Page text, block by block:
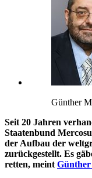
Günther
Seit 20 Jahren
Staatenbund
der Aufbau der
zurückgestellt. Es
retten, meint